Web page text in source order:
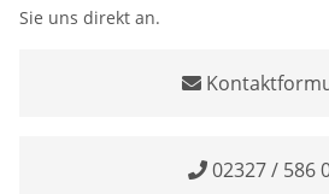
Sie uns direkt an.
02327 / 586